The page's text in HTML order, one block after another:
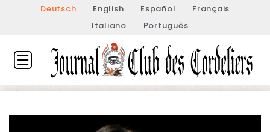
Deutsch English Español
Français
Italiano
Português